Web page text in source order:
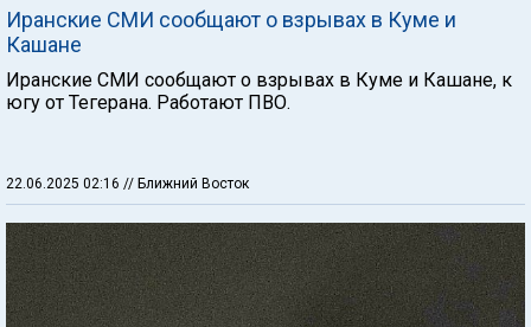
Иранские СМИ сообщают о взрывах в Куме и
Кашане
Иранские СМИ сообщают о взрывах в Куме и Кашане, к
югу от Тегерана. Работают ПВО.
22.06.2025 02:16 // Ближний Восток